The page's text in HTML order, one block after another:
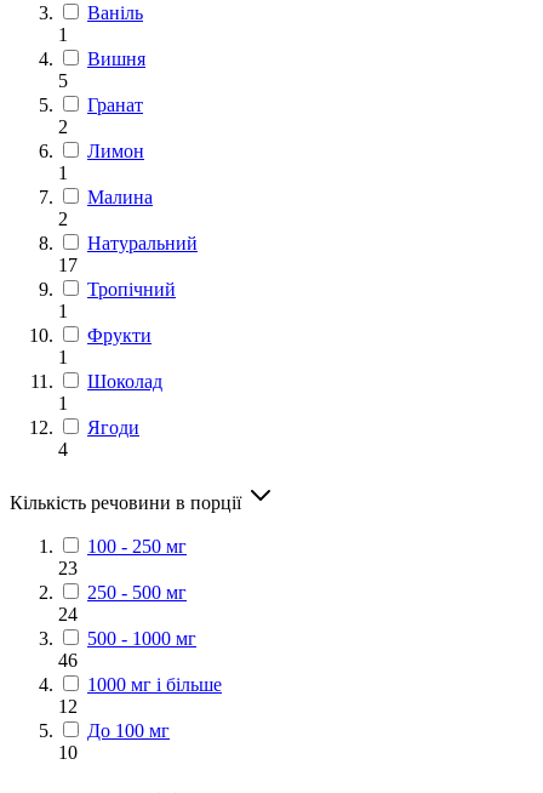
Ваніль
1
Вишня
5
Гранат
2
Лимон
1
Малина
2
Натуральний
17
Тропічний
1
Фрукти
1
Шоколад
1
Ягоди
4
Кількість речовини в порції
100 - 250 мг
23
250 - 500 мг
24
500 - 1000 мг
46
1000 мг і більше
12
До 100 мг
10